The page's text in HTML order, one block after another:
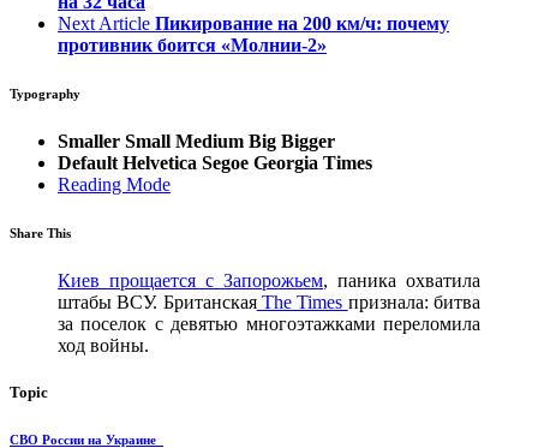
Next Article Пикирование на 200 км/ч: почему
противник боится «Молнии-2»
Typography
Smaller Small Medium Big Bigger
Default Helvetica Segoe Georgia Times
Reading Mode
Share This
Киев прощается с Запорожьем, паника охватила
штабы ВСУ. БританскаяThe Times признала: битва
за поселок с девятью многоэтажками переломила
ход войны.
Topic
СВО России на Украине